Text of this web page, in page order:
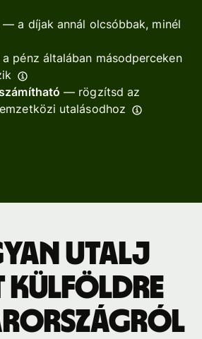
— a díjak annál olcsóbbak, minél
pénz általában másodperceken
— rögzítsd az
utalásodhoz
utalj
külföldre